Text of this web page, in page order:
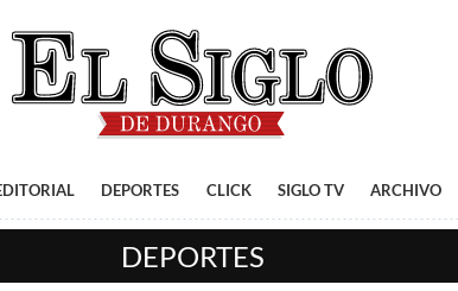
DEPORTES CLICK SIGLO TV ARCHIVO
DEPORTES